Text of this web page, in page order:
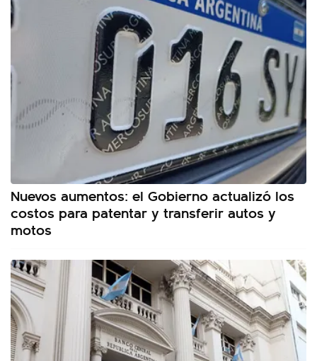
Nuevos aumentos: el Gobierno actualizó los
costos para patentar y transferir autos y
motos